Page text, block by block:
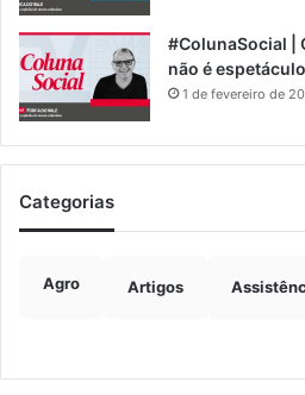
#ColunaSocial |
não é espetáculo
1 de fevereiro de
Categorias
Agro Artigos